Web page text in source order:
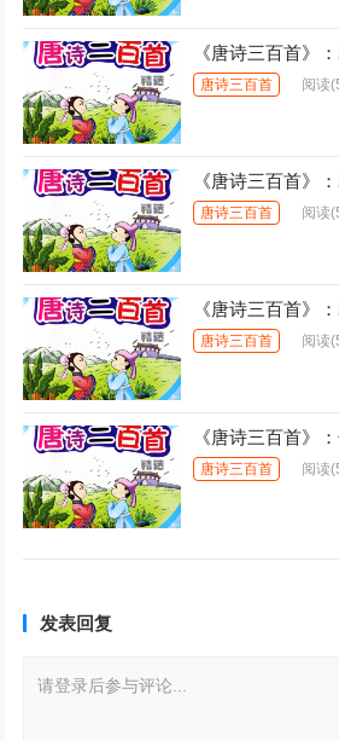
《唐诗三百首》
唐诗三百首 阅读
《唐诗三百首》
唐诗三百首 阅读
《唐诗三百首》
唐诗三百首 阅读
《唐诗三百首》
唐诗三百首 阅读
发表回复
请登录后参与评论...